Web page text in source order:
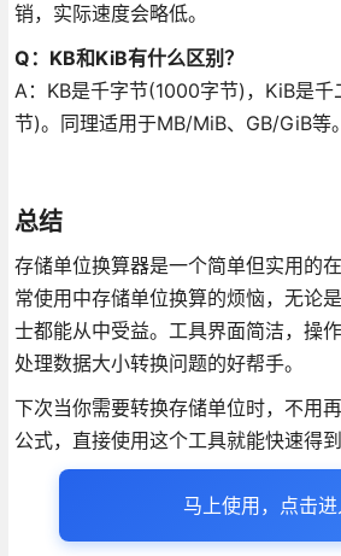
销，实际速度会略低。
Q：KB和KiB有什么区别？
A：KB是千字节(1000字节)，KiB是
节)。同理适用于MB/MiB、GB/GiB等。
总结
存储单位换算器是一个简单但实用的
常使用中存储单位换算的烦恼，无论
士都能从中受益。工具界面简洁，操
处理数据大小转换问题的好帮手。
下次当你需要转换存储单位时，不用
公式，直接使用这个工具就能快速得到
马上使用，点击